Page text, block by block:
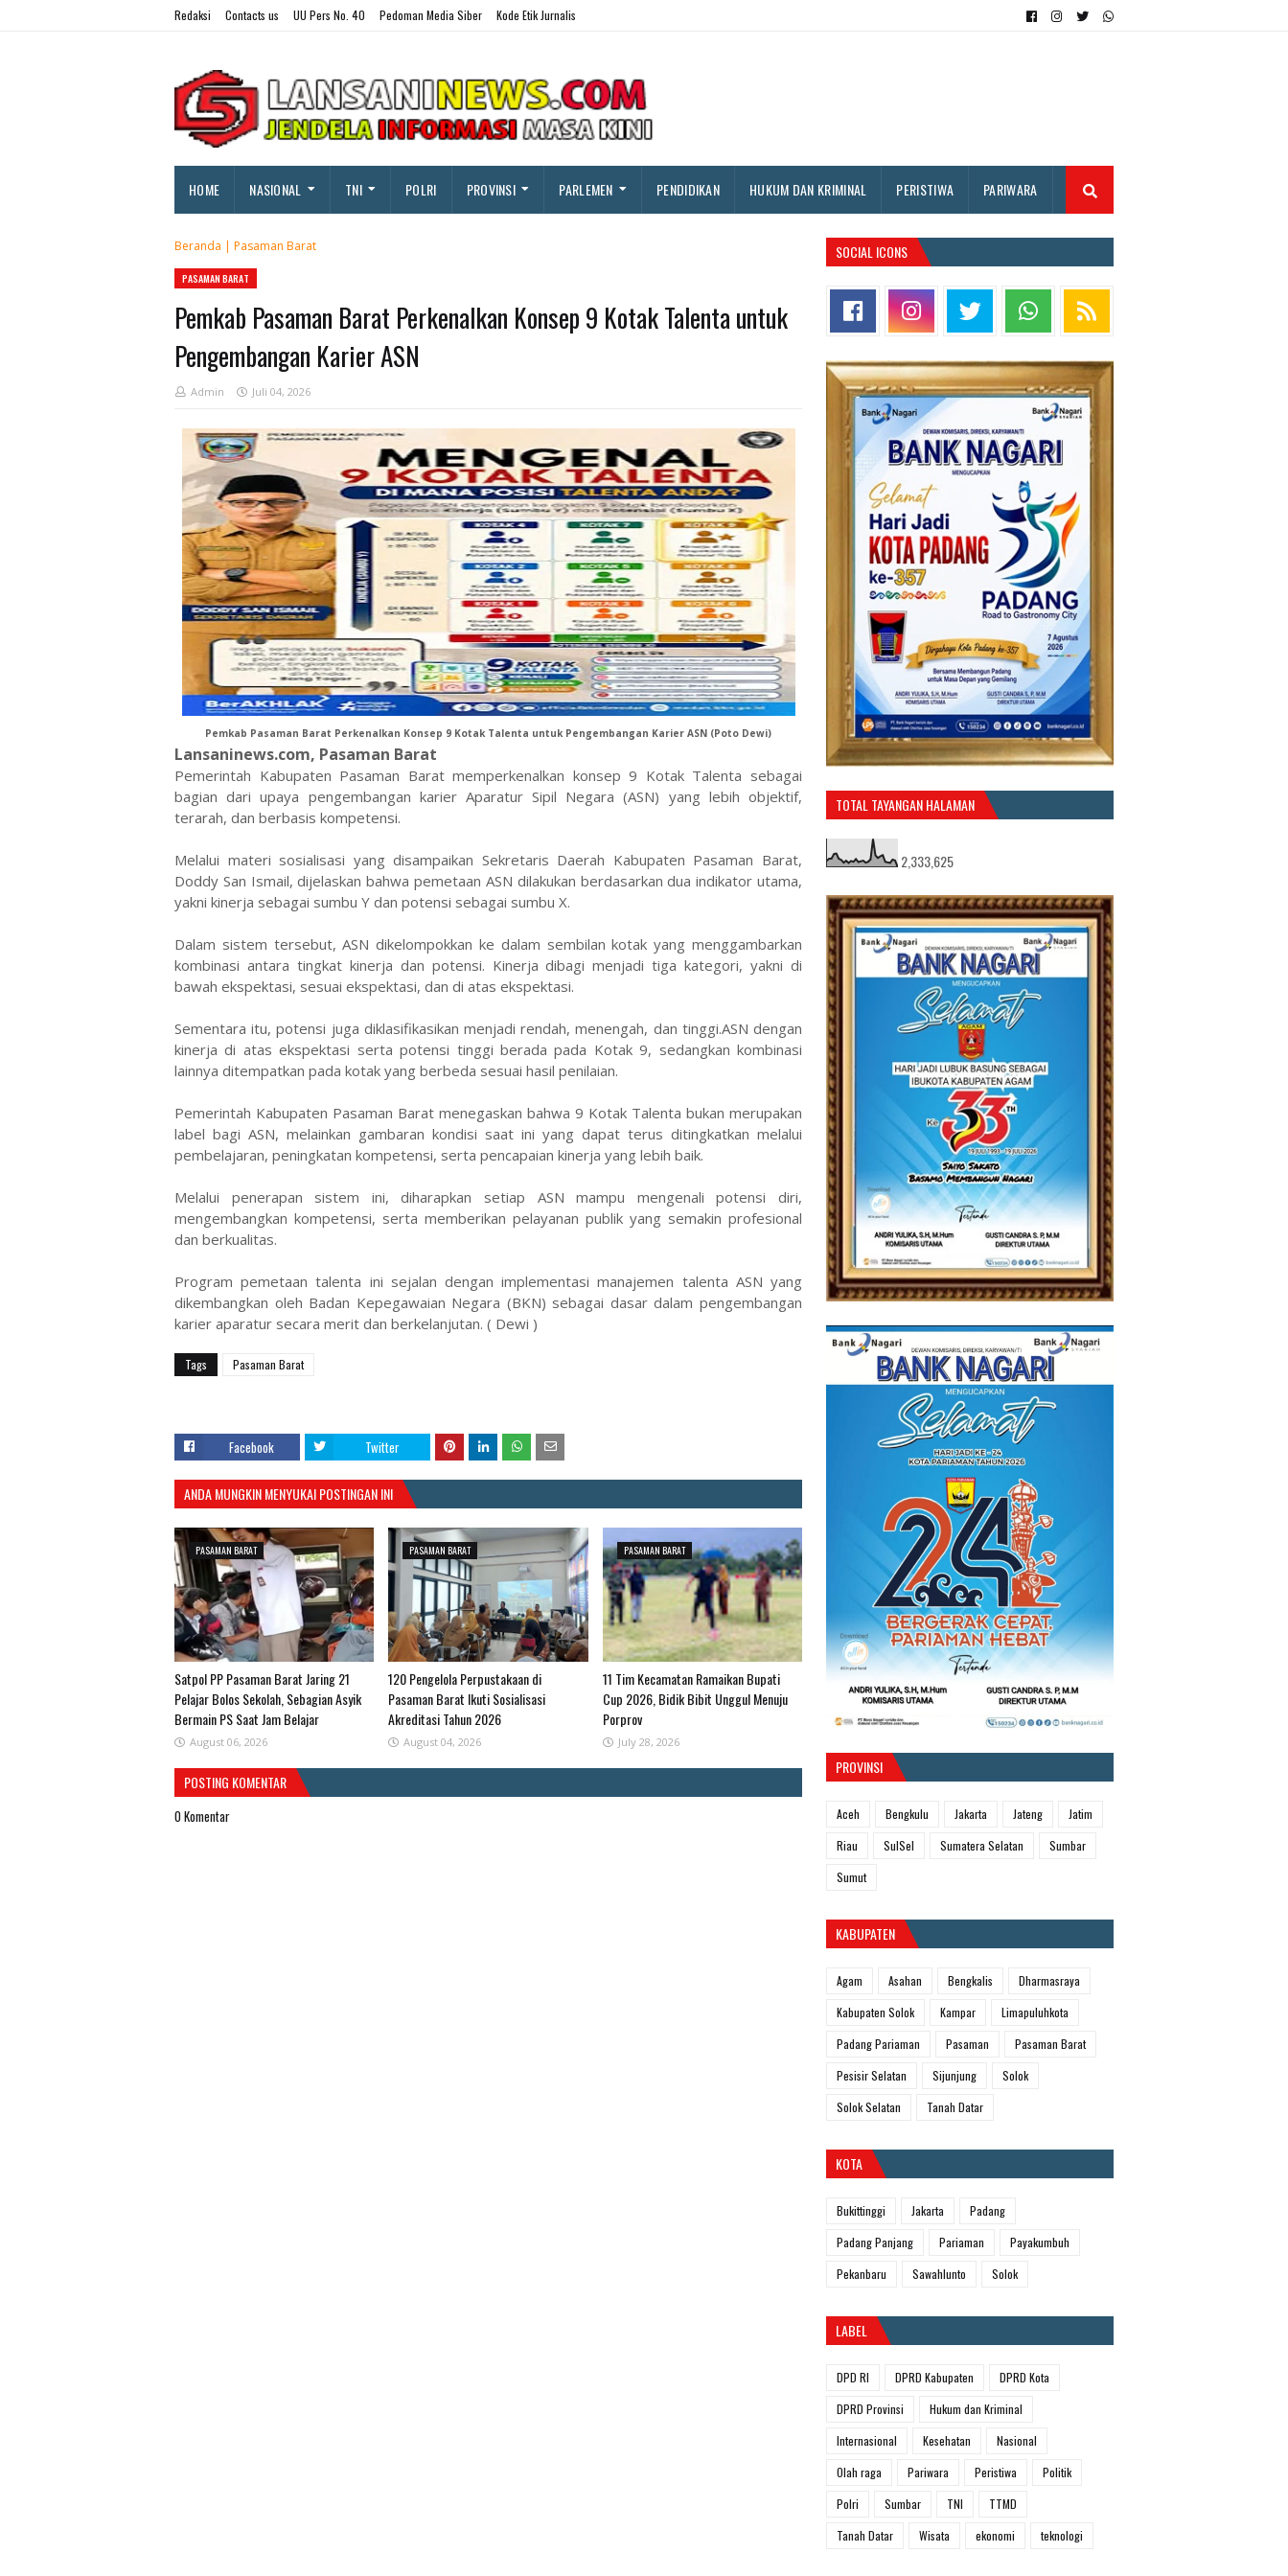
Redaksi Contacts us UU Pers No. 40 Pedoman Media Siber Kode Etik Jurnalis
HOME NASIONAL TNI POLRI PROVINSI PARLEMEN PENDIDIKAN HUKUM DAN KRIMINAL PERISTIWA PARIWARA
Beranda | Pasaman Barat
PASAMAN BARAT
Pemkab Pasaman Barat Perkenalkan Konsep 9 Kotak Talenta untuk
Pengembangan Karier ASN
Admin Juli 04, 2026
Pemkab Pasaman Barat Perkenalkan Konsep 9 Kotak Talenta untuk Pengembangan Karier ASN (Poto Dewi)
Lansaninews.com, Pasaman Barat
Pemerintah Kabupaten Pasaman Barat memperkenalkan konsep 9 Kotak Talenta sebagai
bagian dari upaya pengembangan karier Aparatur Sipil Negara (ASN) yang lebih objektif,
terarah, dan berbasis kompetensi.
Melalui materi sosialisasi yang disampaikan Sekretaris Daerah Kabupaten Pasaman Barat,
Doddy San Ismail, dijelaskan bahwa pemetaan ASN dilakukan berdasarkan dua indikator utama,
yakni kinerja sebagai sumbu Y dan potensi sebagai sumbu X.
Dalam sistem tersebut, ASN dikelompokkan ke dalam sembilan kotak yang menggambarkan
kombinasi antara tingkat kinerja dan potensi. Kinerja dibagi menjadi tiga kategori, yakni di
bawah ekspektasi, sesuai ekspektasi, dan di atas ekspektasi.
Sementara itu, potensi juga diklasifikasikan menjadi rendah, menengah, dan tinggi.ASN dengan
kinerja di atas ekspektasi serta potensi tinggi berada pada Kotak 9, sedangkan kombinasi
lainnya ditempatkan pada kotak yang berbeda sesuai hasil penilaian.
Pemerintah Kabupaten Pasaman Barat menegaskan bahwa 9 Kotak Talenta bukan merupakan
label bagi ASN, melainkan gambaran kondisi saat ini yang dapat terus ditingkatkan melalui
pembelajaran, peningkatan kompetensi, serta pencapaian kinerja yang lebih baik.
Melalui penerapan sistem ini, diharapkan setiap ASN mampu mengenali potensi diri,
mengembangkan kompetensi, serta memberikan pelayanan publik yang semakin profesional
dan berkualitas.
Program pemetaan talenta ini sejalan dengan implementasi manajemen talenta ASN yang
dikembangkan oleh Badan Kepegawaian Negara (BKN) sebagai dasar dalam pengembangan
karier aparatur secara merit dan berkelanjutan. ( Dewi )
Tags Pasaman Barat
Facebook Twitter
ANDA MUNGKIN MENYUKAI POSTINGAN INI
PASAMAN BARAT
Satpol PP Pasaman Barat Jaring 21
Pelajar Bolos Sekolah, Sebagian Asyik
Bermain PS Saat Jam Belajar
August 06, 2026
PASAMAN BARAT
120 Pengelola Perpustakaan di
Pasaman Barat Ikuti Sosialisasi
Akreditasi Tahun 2026
August 04, 2026
PASAMAN BARAT
11 Tim Kecamatan Ramaikan Bupati
Cup 2026, Bidik Bibit Unggul Menuju
Porprov
July 28, 2026
POSTING KOMENTAR
0 Komentar
SOCIAL ICONS
TOTAL TAYANGAN HALAMAN
2,333,625
PROVINSI
Aceh Bengkulu Jakarta Jateng
Jatim
Riau
SulSel Sumatera Selatan
Sumbar
Sumut
KABUPATEN
Agam Asahan Bengkalis
Dharmasraya
Kabupaten Solok
Kampar
Limapuluhkota
Padang Pariaman
Pasaman
Pasaman Barat
Pesisir Selatan
Sijunjung
Solok
Solok Selatan
Tanah Datar
KOTA
Bukittinggi Jakarta
Padang
Padang Panjang
Pariaman
Payakumbuh
Pekanbaru
Sawahlunto Solok
LABEL
DPD RI DPRD Kabupaten
DPRD Kota
DPRD Provinsi
Hukum dan Kriminal
Internasional
Kesehatan
Nasional
Olah raga
Pariwara Peristiwa
Politik
Polri
Sumbar TNI
TTMD
Tanah Datar
Wisata ekonomi teknologi